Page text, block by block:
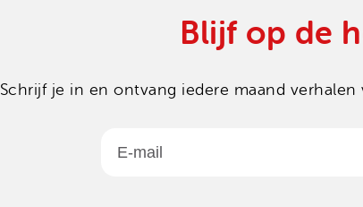
Blijf op de
Schrijf je in en ontvang iedere maand